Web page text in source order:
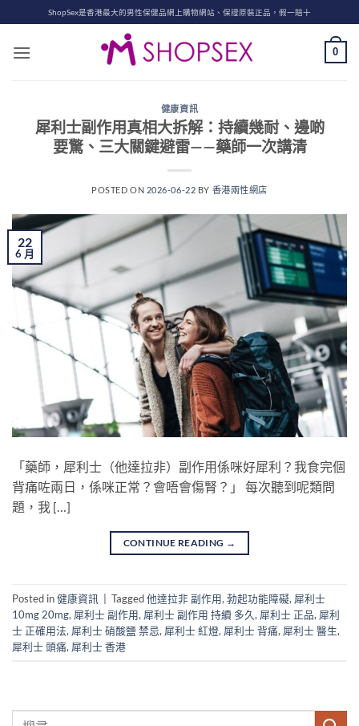
to
content
ShopSex是香港最大的男性保健品網上購物網站、保證原裝正品，假一賠十
0
健康資訊
犀利士副作用真相大拆解：持續幾耐、邊啲
要驚、三大關鍵避雷——藥師一次講清
POSTED ON 2026-06-22 BY 香港兩性網店
22
6 月
「藥師，犀利士（他達拉非）副作用係咪好犀利？我食完個
背痛咗兩日，係咪正常？會唔會傷腎？」 每次聽到呢類問
題，我 […]
CONTINUE READING →
Posted in健康資訊 Tagged他達拉非 副作用, 勃起功能障礙, 犀利士
10mg 20mg, 犀利士 副作用, 犀利士 副作用 持續 多久, 犀利士 正品, 犀利
士 正確用法, 犀利士 硝酸鹽 禁忌, 犀利士 紅燈, 犀利士 背痛, 犀利士 醫生,
犀利士 頭痛, 犀利士 香港